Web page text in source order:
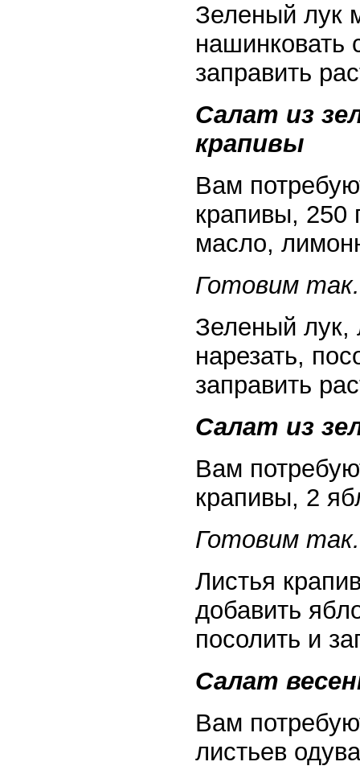
Зеленый лук
нашинковать
заправить
Салат из
крапивы
Вам
крапивы, 250
масло,
Готовим так.
Зеленый лук,
нарезать,
заправить
Салат из
Вам
крапивы, 2
Готовим так.
Листья
добавить
посолить и
Салат
Вам
листьев